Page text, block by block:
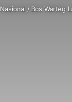
Nasional / Bos Warteg